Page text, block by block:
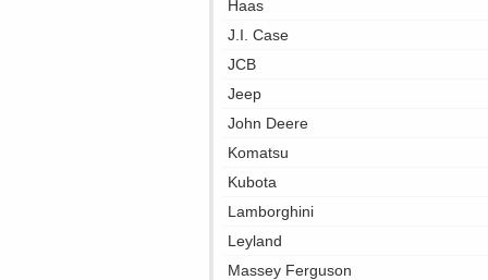
Haas
J.I. Case
JCB
Jeep
John Deere
Komatsu
Kubota
Lamborghini
Leyland
Massey Ferguson